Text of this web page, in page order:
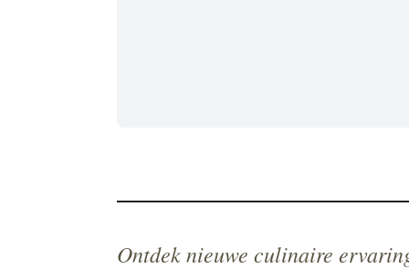
Ontdek nieuwe culinaire